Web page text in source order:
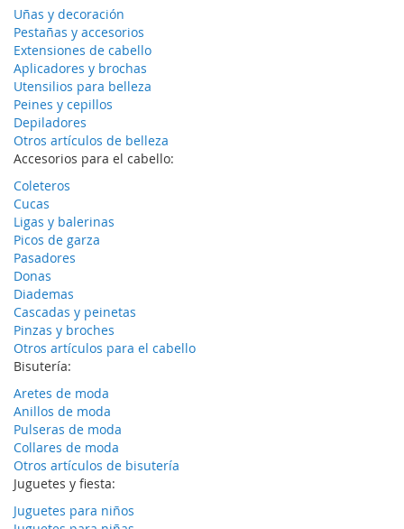
Uñas y decoración
Pestañas y accesorios
Extensiones de cabello
Aplicadores y brochas
Utensilios para belleza
Peines y cepillos
Depiladores
Otros artículos de belleza
Accesorios para el cabello:
Coleteros
Cucas
Ligas y balerinas
Picos de garza
Pasadores
Donas
Diademas
Cascadas y peinetas
Pinzas y broches
Otros artículos para el cabello
Bisutería:
Aretes de moda
Anillos de moda
Pulseras de moda
Collares de moda
Otros artículos de bisutería
Juguetes y fiesta:
Juguetes para niños